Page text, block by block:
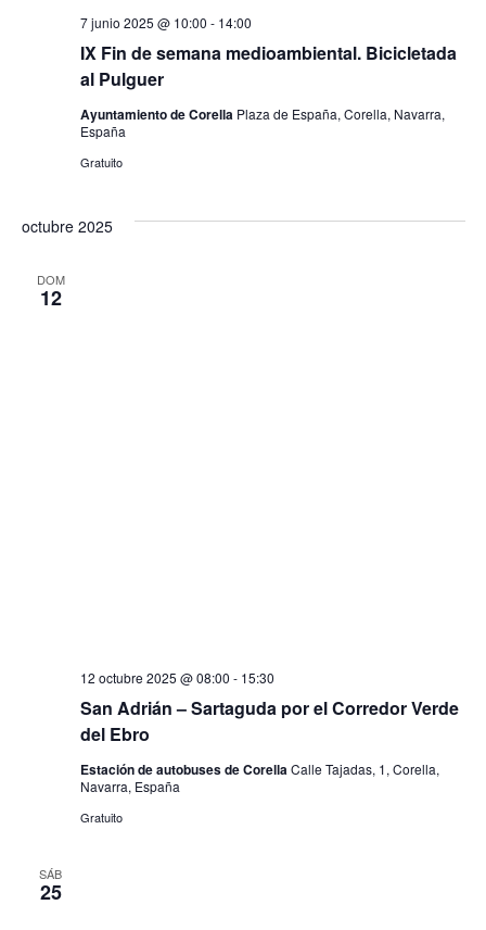
IX Fin de semana medioambiental. Bicicletada
al Pulguer
7 junio 2025 @ 10:00 - 14:00
Ayuntamiento de Corella Plaza de España, Corella, Navarra,
España
Gratuito
octubre 2025
DOM
12
San Adrián – Sartaguda por el Corredor Verde
del Ebro
12 octubre 2025 @ 08:00 - 15:30
Estación de autobuses de CorellaCalle Tajadas, 1, Corella,
Navarra, España
Gratuito
SÁB
25